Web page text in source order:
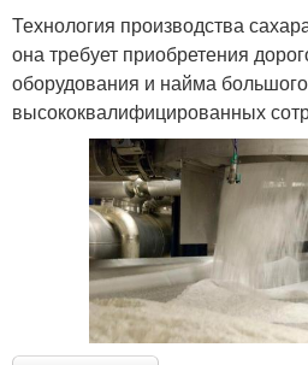
Технология производства
она требует приобретения
оборудования и найма
высококвалифицированных